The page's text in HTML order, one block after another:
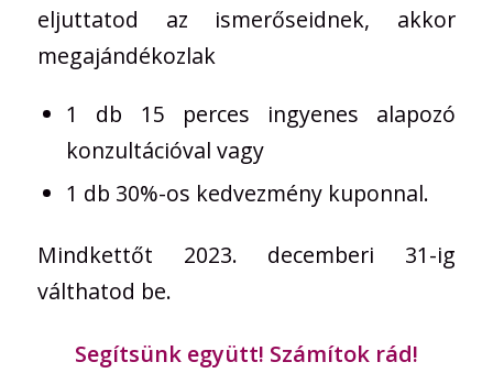
eljuttatod az ismerőseidnek, akkor
megajándékozlak
1 db 15 perces ingyenes alapozó
konzultációval vagy
1 db 30%-os kedvezmény kuponnal.
Mindkettőt 2023. decemberi 31-ig
válthatod be.
Segítsünk együtt! Számítok rád!